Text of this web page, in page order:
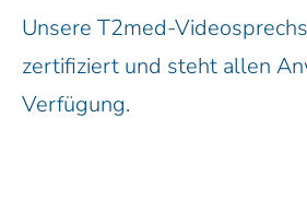
Unsere T2med-
zertifiziert und steht allen
Verfügung.